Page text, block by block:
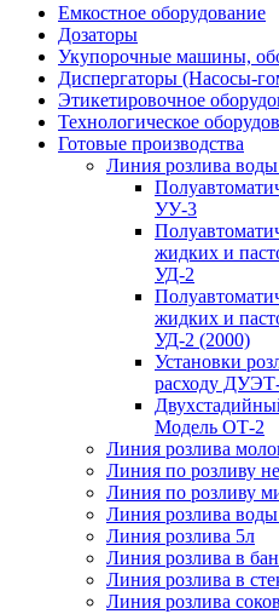
Емкостное оборудование
Дозаторы
Укупорочные машины,
Диспергаторы (Насосы-
Этикетировочное
Технологическое
Готовые производства
Линия розлива
УУ-3
жидких и
УД-2
жидких и
УД-2 (2000)
Установки
расходу
Модель ОТ-2
Линия розлива
Линия по розливу
Линия по розливу
Линия розлива
Линия розлива 5л
Линия розлива в
Линия розлива в
Линия розлива соков